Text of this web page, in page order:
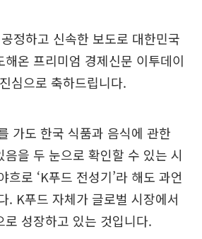
정하고 신속한 보도로 대한민국
해온 프리미엄 경제신문 이투데이
심으로 축하드립니다.
가도 한국 식품과 음식에 관한
을 두 눈으로 확인할 수 있는 시
흐로 ‘K푸드 전성기’라 해도 과언
. K푸드 자체가 글로벌 시장에서
로 성장하고 있는 것입니다.